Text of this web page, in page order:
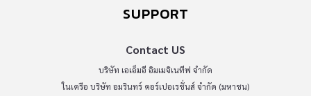
SUPPORT
Contact US
บริษัท เอเอ็มอี อิมเมจิเนทีฟ จำกัด
ในเครือ บริษัท อมรินทร์ คอร์เปอเรชั่นส์ จำกัด (มหาชน)